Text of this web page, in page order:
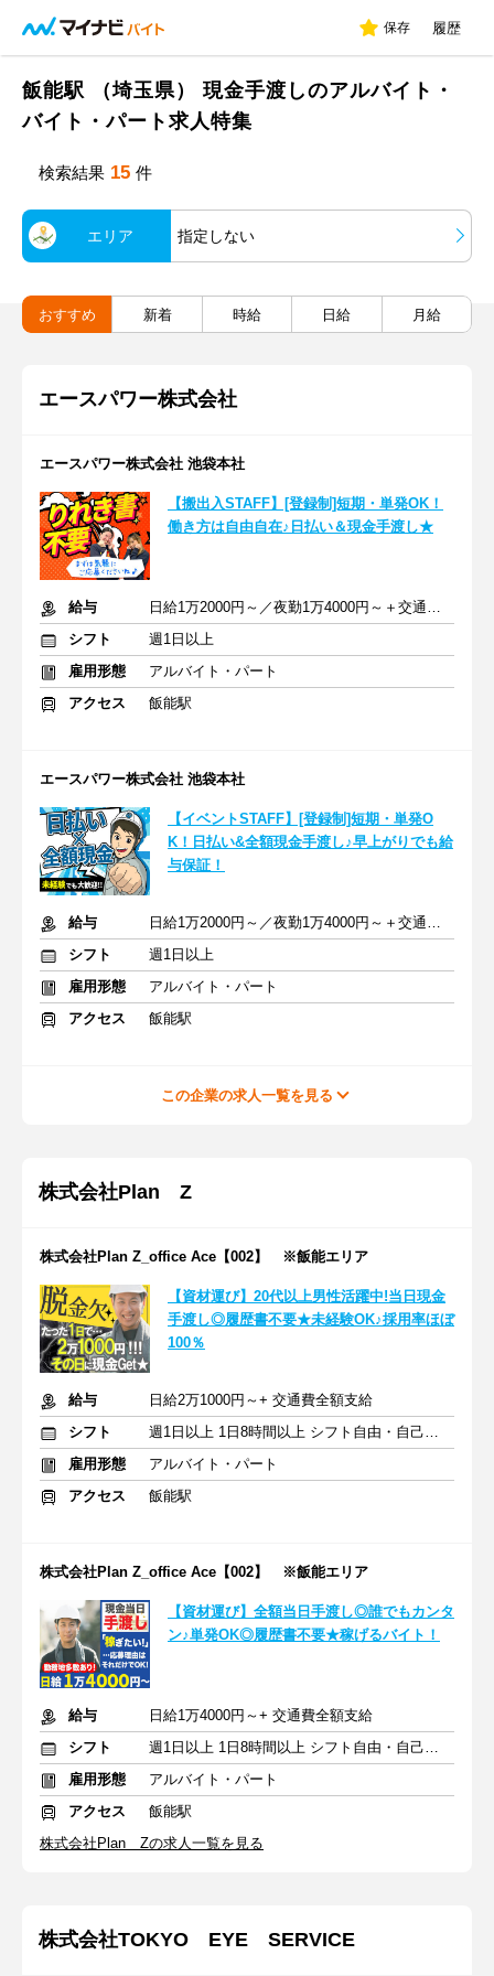
保存 履歴
飯能駅 （埼玉県） 現金手渡しのアルバイト・
バイト・パート求人特集
検索結果 15 件
エリア 指定しない
おすすめ 新着 時給 日給 月給
エースパワー株式会社
エースパワー株式会社 池袋本社
【搬出入STAFF】[登録制]短期・単発OK！
働き方は自由自在♪日払い＆現金手渡し★
給与
日給1万2000円～／夜勤1万4000円～＋交通費＋各種手当
シフト
週1日以上
雇用形態
アルバイト・パート
アクセス
飯能駅
エースパワー株式会社 池袋本社
【イベントSTAFF】[登録制]短期・単発O
K！日払い&全額現金手渡し♪早上がりでも給
与保証！
給与
日給1万2000円～／夜勤1万4000円～＋交通費＋各種手当
シフト
週1日以上
雇用形態
アルバイト・パート
アクセス
飯能駅
この企業の求人一覧を見る
株式会社Plan Z
株式会社Plan Z_office Ace【002】 ※飯能エリア
【資材運び】20代以上男性活躍中!当日現金
手渡し◎履歴書不要★未経験OK♪採用率ほぼ
100％
給与
日給2万1000円～+ 交通費全額支給
シフト
週1日以上 1日8時間以上 シフト自由・自己申告
雇用形態
アルバイト・パート
アクセス
飯能駅
株式会社Plan Z_office Ace【002】 ※飯能エリア
【資材運び】全額当日手渡し◎誰でもカンタ
ン♪単発OK◎履歴書不要★稼げるバイト！
給与
日給1万4000円～+ 交通費全額支給
シフト
週1日以上 1日8時間以上 シフト自由・自己申告
雇用形態
アルバイト・パート
アクセス
飯能駅
株式会社Plan Zの求人一覧を見る
株式会社TOKYO EYE SERVICE